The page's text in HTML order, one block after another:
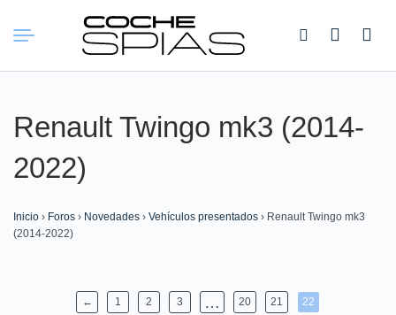
Buscar:
Renault Twingo mk3 (2014-
2022)
Inicio › Foros › Novedades › Vehículos presentados › Renault Twingo mk3
(2014-2022)
← 1 2 3 … 20 21 22